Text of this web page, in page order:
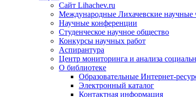
Сайт Lihachev.ru
Международные Лихачевские научные
Научные конференции
Студенческое научное общество
Конкурсы научных работ
Аспирантура
Центр мониторинга и анализа
О библиотеке
Образовательные Интернет-
Электронный каталог
Контактная информация